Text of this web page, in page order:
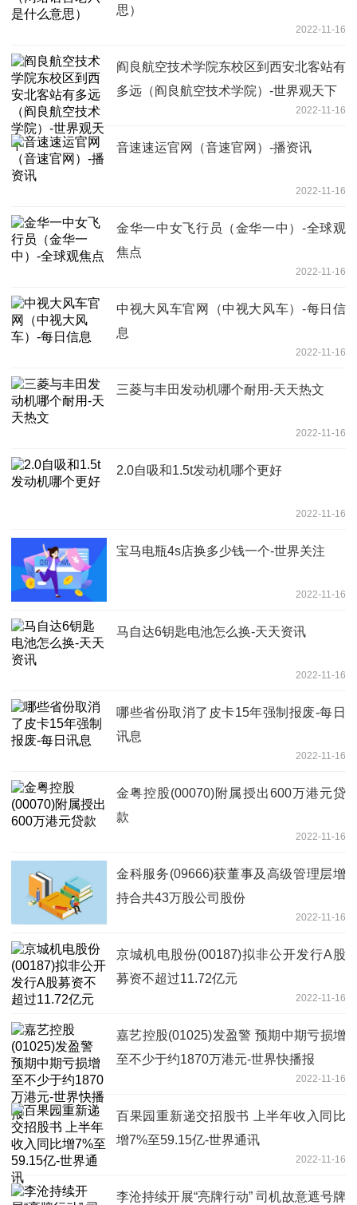
思）
2022-11-16
阎良航空技术学院东校区到西安北客站有
多远（阎良航空技术学院）-世界观天下
2022-11-16
音速速运官网（音速官网）-播资讯
2022-11-16
金华一中女飞行员（金华一中）-全球观
焦点
2022-11-16
中视大风车官网（中视大风车）-每日信
息
2022-11-16
三菱与丰田发动机哪个耐用-天天热文
2022-11-16
2.0自吸和1.5t发动机哪个更好
2022-11-16
宝马电瓶4s店换多少钱一个-世界关注
2022-11-16
马自达6钥匙电池怎么换-天天资讯
2022-11-16
哪些省份取消了皮卡15年强制报废-每日
讯息
2022-11-16
金粤控股(00070)附属授出600万港元贷
款
2022-11-16
金科服务(09666)获董事及高级管理层增
持合共43万股公司股份
2022-11-16
京城机电股份(00187)拟非公开发行A股
募资不超过11.72亿元
2022-11-16
嘉艺控股(01025)发盈警 预期中期亏损增
至不少于约1870万港元-世界快播报
2022-11-16
百果园重新递交招股书 上半年收入同比
增7%至59.15亿-世界通讯
2022-11-16
李沧持续开展“亮牌行动” 司机故意遮号牌